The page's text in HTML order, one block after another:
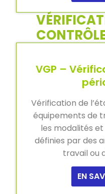
VGP –
Vérification de
équipements de
les modalités
définies par des
travail ou
EN